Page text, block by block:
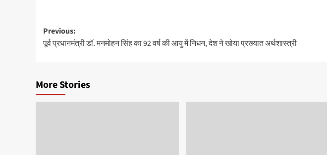
Post
navigation
Previous:
पूर्व प्रधानमंत्री डॉ. मनमोहन सिंह का 92 वर्ष की आयु में निधन, देश ने खोया प्रख्यात अर्थशास्त्री
More Stories